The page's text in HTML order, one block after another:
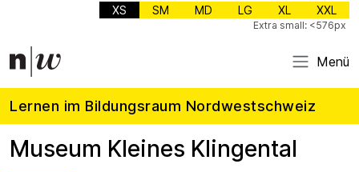
XS SM MD LG XL XXL
Extra small: <576px
Menü
Lernen im Bildungsraum Nordwestschweiz
Museum Kleines Klingental